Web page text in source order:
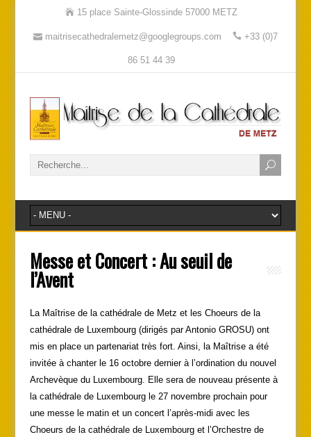
15 place Sainte-Glossinde 57000 METZ
maitrisecathedralemetz@googlegroups.com +33 (0)7
86 51 44 39
Messe et Concert : Au seuil de
l’Avent
La Maîtrise de la cathédrale de Metz et les Choeurs de la
cathédrale de Luxembourg (dirigés par Antonio GROSU) ont
mis en place un partenariat très fort. Ainsi, la Maîtrise a été
invitée à chanter le 16 octobre dernier à l’ordination du nouvel
Archevèque du Luxembourg. Elle sera de nouveau présente à
la cathédrale de Luxembourg le 27 novembre prochain pour
une messe le matin et un concert l’après-midi avec les
Choeurs de la cathédrale de Luxembourg et l’Orchestre de